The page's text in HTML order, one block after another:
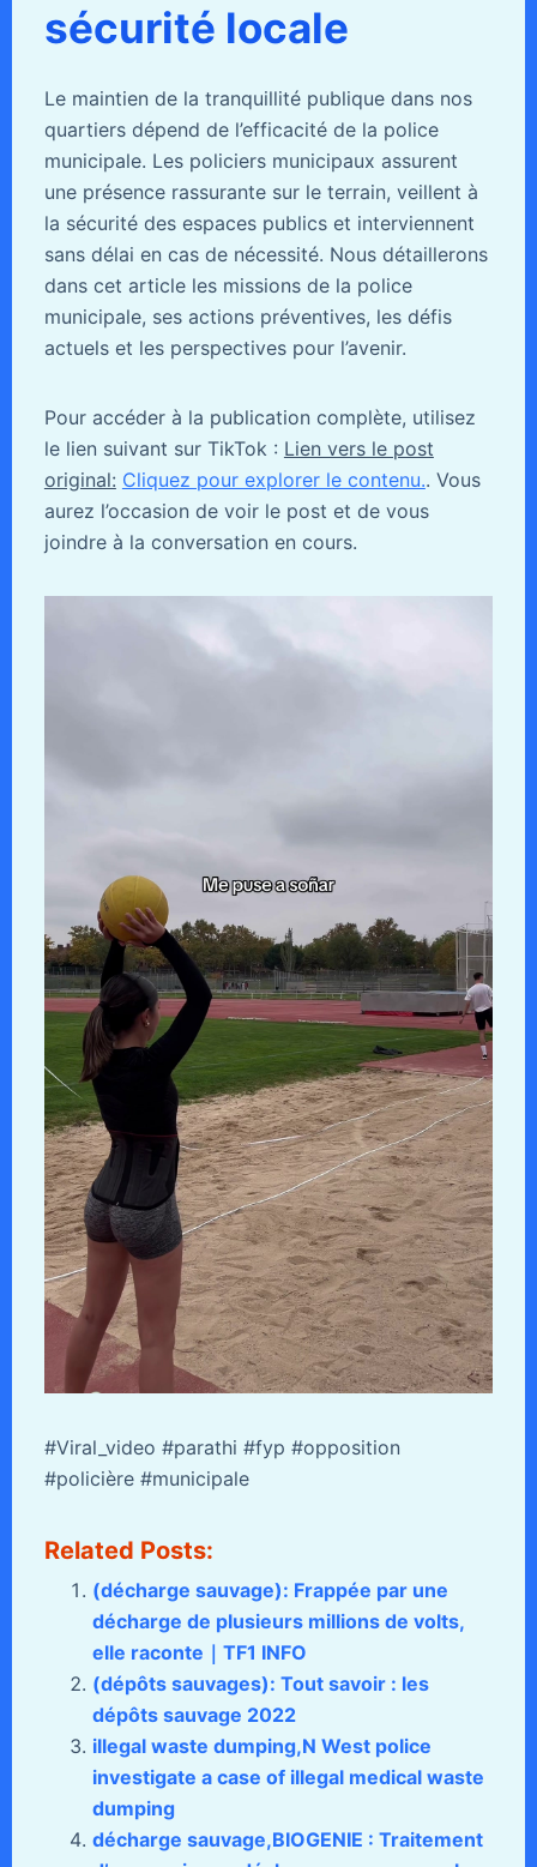
sécurité locale
Le maintien de la tranquillité publique dans nos
quartiers dépend de l’efficacité de la police
municipale. Les policiers municipaux assurent
une présence rassurante sur le terrain, veillent à
la sécurité des espaces publics et interviennent
sans délai en cas de nécessité. Nous détaillerons
dans cet article les missions de la police
municipale, ses actions préventives, les défis
actuels et les perspectives pour l’avenir.
Pour accéder à la publication complète, utilisez
le lien suivant sur TikTok : Lien vers le post
original: Cliquez pour explorer le contenu.. Vous
aurez l’occasion de voir le post et de vous
joindre à la conversation en cours.
#Viral_video #parathi #fyp #opposition
#policière #municipale
Related Posts:
(décharge sauvage): Frappée par une
décharge de plusieurs millions de volts,
elle raconte｜TF1 INFO
(dépôts sauvages): Tout savoir : les
dépôts sauvage 2022
illegal waste dumping,N West police
investigate a case of illegal medical waste
dumping
décharge sauvage,BIOGENIE : Traitement